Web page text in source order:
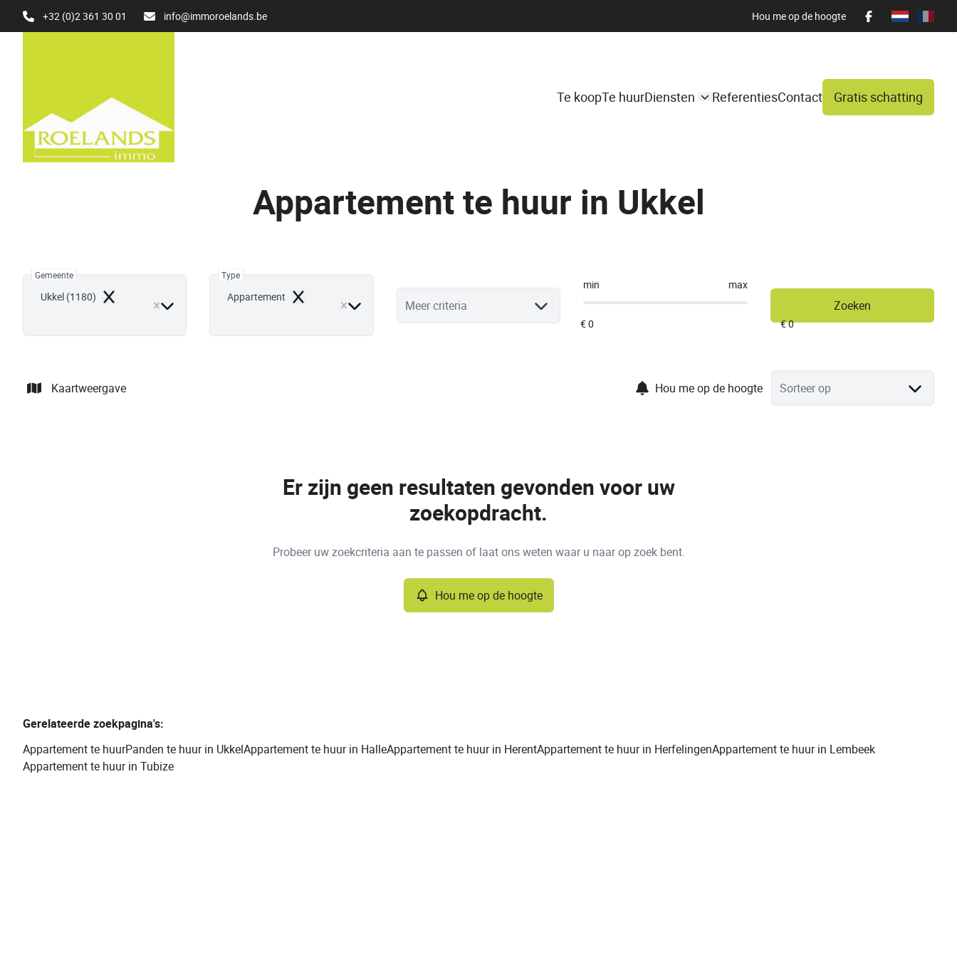
Ga naar hoofdinhoud
+32 (0)2 361 30 01 info@immoroelands.be Hou me op de hoogte
Te koopTe huurDiensten ReferentiesContact Gratis schatting
Appartement te huur in Ukkel
Gemeente
Ukkel (1180) Remove
Type
Appartement Remove Meer criteria
min max
Zoeken
Kaartweergave Hou me op de hoogte Sorteer op
Er zijn geen resultaten gevonden voor uw
zoekopdracht.
Probeer uw zoekcriteria aan te passen of laat ons weten waar u naar op zoek bent.
Hou me op de hoogte
Gerelateerde zoekpagina's:
Appartement te huurPanden te huur in UkkelAppartement te huur in HalleAppartement te huur in HerentAppartement te huur in HerfelingenAppartement te huur in Lembeek
Appartement te huur in Tubize